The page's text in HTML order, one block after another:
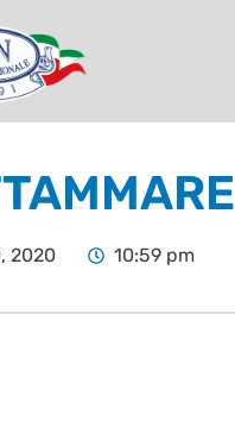
2020 10:59 pm